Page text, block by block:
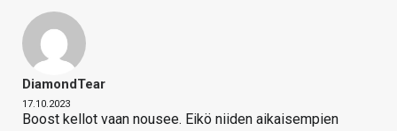
DiamondTear
17.10.2023
Boost kellot vaan nousee. Eikö niiden aikaisempien